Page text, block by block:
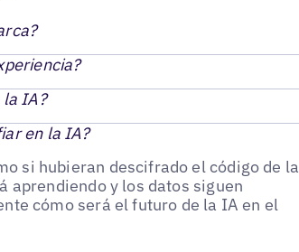
la IA?
en la IA?
si hubieran descifrado el código de la
aprendiendo y los datos siguen
cómo será el futuro de la IA en el